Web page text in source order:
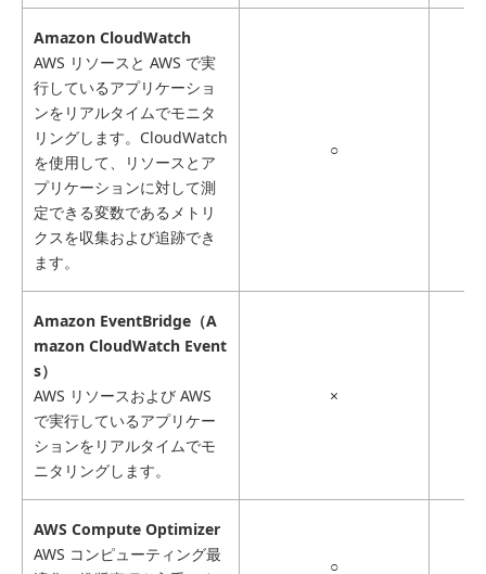
Amazon CloudWatch
AWS リソースと AWS で実
行しているアプリケーショ
ンをリアルタイムでモニタ
リングします。CloudWatch
を使用して、リソースとア
プリケーションに対して測
定できる変数であるメトリ
クスを収集および追跡でき
ます。
○
Amazon EventBridge（A
mazon CloudWatch Event
s）
AWS リソースおよび AWS
で実行しているアプリケー
ションをリアルタイムでモ
ニタリングします。
×
AWS Compute Optimizer
AWS コンピューティング最
○